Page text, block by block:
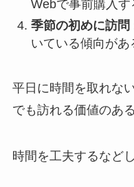
Webで事前購入
季節の初めに訪問
いている傾向があ
平日に時間を取れな
でも訪れる価値のあ
時間を工夫するなど